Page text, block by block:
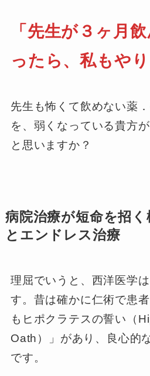
「先生が３ヶ月
ったら、私もやり
先生も怖くて飲めない薬
を、弱くなっている貴方
と思いますか？
病院治療が短命を招
とエンドレス治療
理屈でいうと、西洋医学
す。昔は確かに仁術で患
もヒポクラテスの誓い（
Oath）」があり、良心的
です。